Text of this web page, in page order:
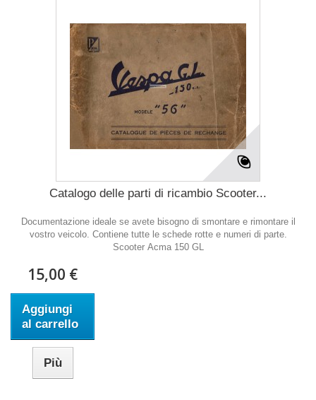
Catalogo delle parti di ricambio Scooter...
Documentazione ideale se avete bisogno di smontare e rimontare il
vostro veicolo. Contiene tutte le schede rotte e numeri di parte.
Scooter Acma 150 GL
15,00 €
Aggiungi
al carrello
Più